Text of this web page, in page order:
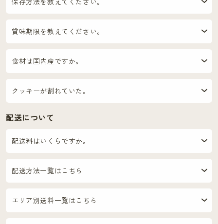
賞味期限を教えてください。
食材は国内産ですか。
クッキーが割れていた。
配送について
配送料はいくらですか。
配送方法一覧はこちら
エリア別送料一覧はこちら